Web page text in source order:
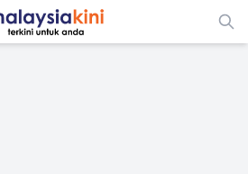
ADS